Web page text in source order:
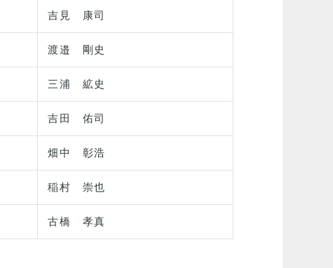
吉見 康司
渡邉 剛史
三浦 絋史
吉田 佑司
畑中 彰浩
稲村 崇也
古橋 孝真